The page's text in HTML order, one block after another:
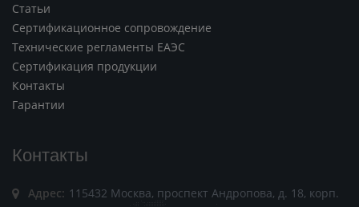
Статьи
Сертификационное сопровождение
Технические регламенты ЕАЭС
Сертификация продукции
Контакты
Гарантии
Контакты
Адрес: 115432 Москва, проспект Андропова, д. 18, корп.